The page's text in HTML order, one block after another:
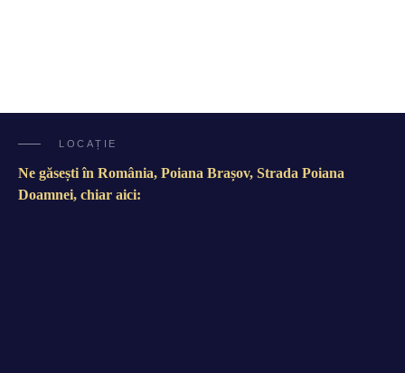
LOCAȚIE
Ne găsești în România, Poiana Brașov, Strada Poiana
Doamnei, chiar aici: